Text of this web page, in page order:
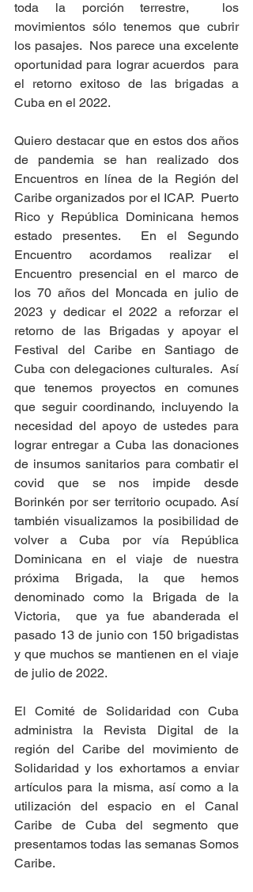
toda la porción terrestre,  los
movimientos sólo tenemos que cubrir
los pasajes.  Nos parece una excelente
oportunidad para lograr acuerdos  para
el retorno exitoso de las brigadas a
Cuba en el 2022.
Quiero destacar que en estos dos años
de pandemia se han realizado dos
Encuentros en línea de la Región del
Caribe organizados por el ICAP.  Puerto
Rico y República Dominicana hemos
estado presentes.  En el Segundo
Encuentro acordamos realizar el
Encuentro presencial en el marco de
los 70 años del Moncada en julio de
2023 y dedicar el 2022 a reforzar el
retorno de las Brigadas y apoyar el
Festival del Caribe en Santiago de
Cuba con delegaciones culturales.  Así
que tenemos proyectos en comunes
que seguir coordinando, incluyendo la
necesidad del apoyo de ustedes para
lograr entregar a Cuba las donaciones
de insumos sanitarios para combatir el
covid que se nos impide desde
Borinkén por ser territorio ocupado. Así
también visualizamos la posibilidad de
volver a Cuba por vía República
Dominicana en el viaje de nuestra
próxima Brigada, la que hemos
denominado como la Brigada de la
Victoria,  que ya fue abanderada el
pasado 13 de junio con 150 brigadistas
y que muchos se mantienen en el viaje
de julio de 2022.
El Comité de Solidaridad con Cuba
administra la Revista Digital de la
región del Caribe del movimiento de
Solidaridad y los exhortamos a enviar
artículos para la misma, así como a la
utilización del espacio en el Canal
Caribe de Cuba del segmento que
presentamos todas las semanas Somos
Caribe.